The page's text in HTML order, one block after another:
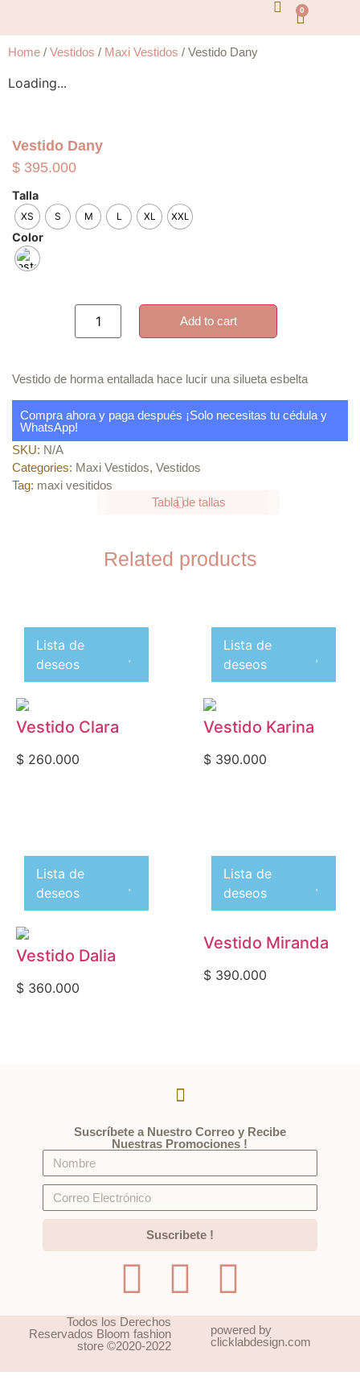
0
Home / Vestidos / Maxi Vestidos / Vestido Dany
Loading...
Vestido Dany
$ 395.000
Talla
XS S M L XL XXL
Color
Add to cart
Vestido de horma entallada hace lucir una silueta esbelta
Compra ahora y paga después ¡Solo necesitas tu cédula y
WhatsApp!
SKU: N/A
Categories: Maxi Vestidos, Vestidos
Tag: maxi vesitidos
Tabla de tallas
Related products
Lista de
deseos
Vestido Clara
$ 260.000
Lista de
deseos
Vestido Karina
$390.000
Lista de
deseos
Vestido Dalia
$ 360.000
Lista de
deseos
Vestido Miranda
$390.000
Suscríbete a Nuestro Correo y Recibe
Nuestras Promociones !
Suscribete !
Todos los Derechos
Reservados Bloom fashion
store ©2020-2022
powered by
clicklabdesign.com